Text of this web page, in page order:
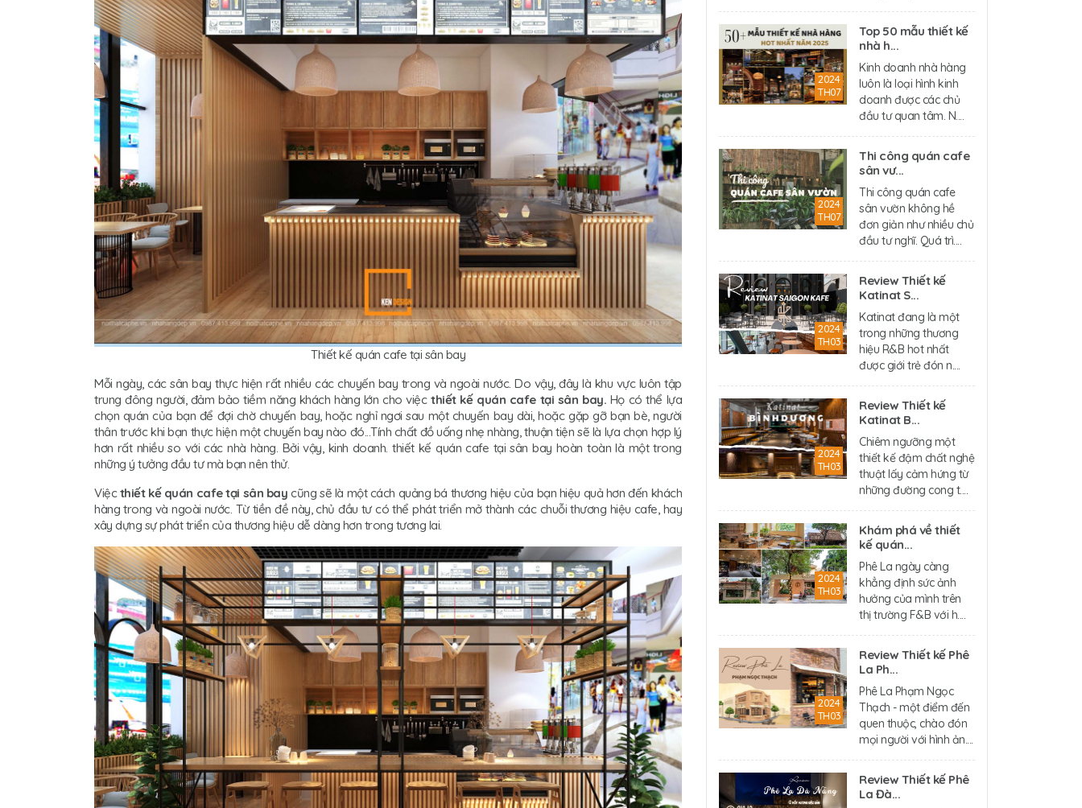
Thiết kế quán cafe tại sân bay
Mỗi ngày, các sân bay thực hiện rất nhiều các chuyến bay trong và ngoài nước. Do vậy, đây là khu vực luôn tập
trung đông người, đảm bảo tiềm năng khách hàng lớn cho việc thiết kế quán cafe tại sân bay. Họ có thể lựa
chọn quán của bạn để đợi chờ chuyến bay, hoặc nghỉ ngơi sau một chuyến bay dài, hoặc gặp gỡ bạn bè, người
thân trước khi bạn thực hiện một chuyến bay nào đó...Tính chất đồ uống nhẹ nhàng, thuận tiện sẽ là lựa chọn hợp lý
hơn rất nhiều so với các nhà hàng. Bởi vậy, kinh doanh. thiết kế quán cafe tại sân bay hoàn toàn là một trong
những ý tưởng đầu tư mà bạn nên thử.
Việcthiết kế quán cafe tại sân baycũng sẽ là một cách quảng bá thương hiệu của bạn hiệu quả hơn đến khách
hàng trong và ngoài nước. Từ tiền đề này, chủ đầu tư có thể phát triển mở thành các chuỗi thương hiệu cafe, hay
xây dựng sự phát triển của thương hiệu dễ dàng hơn trong tương lai.
2024
TH07
Top 50 mẫu thiết kế
nhà h...
Kinh doanh nhà hàng
luôn là loại hình kinh
doanh được các chủ
đầu tư quan tâm. N....
2024
TH07
Thi công quán cafe
sân vư...
Thi công quán cafe
sân vườn không hề
đơn giản như nhiều chủ
đầu tư nghĩ. Quá trì....
2024
TH03
Review Thiết kế
Katinat S...
Katinat đang là một
trong những thương
hiệu R&B hot nhất
được giới trẻ đón n....
2024
TH03
Review Thiết kế
Katinat B...
Chiêm ngưỡng một
thiết kế đậm chất nghệ
thuật lấy cảm hứng từ
những đường cong t....
2024
TH03
Khám phá về thiết
kế quán...
Phê La ngày càng
khẳng định sức ảnh
hưởng của mình trên
thị trường F&B với h....
2024
TH03
Review Thiết kế Phê
La Ph...
Phê La Phạm Ngọc
Thạch - một điểm đến
quen thuộc, chào đón
mọi người với hình ản....
Review Thiết kế Phê
La Đà...